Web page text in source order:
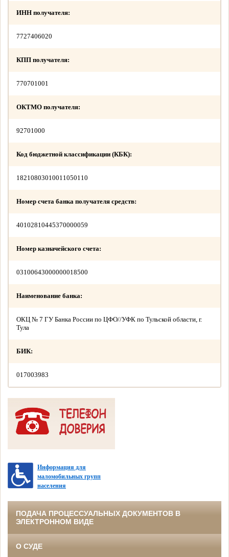
ИНН получателя:
7727406020
КПП получателя:
770701001
ОКТМО получателя:
92701000
Код бюджетной классификации (КБК):
18210803010011050110
Номер счета банка получателя средств:
40102810445370000059
Номер казначейского счета:
03100643000000018500
Наименование банка:
ОКЦ № 7 ГУ Банка России по ЦФО//УФК по Тульской области, г.
Тула
БИК:
017003983
Информация для
маломобильных групп
населения
ПОДАЧА ПРОЦЕССУАЛЬНЫХ ДОКУМЕНТОВ В
ЭЛЕКТРОННОМ ВИДЕ
О СУДЕ